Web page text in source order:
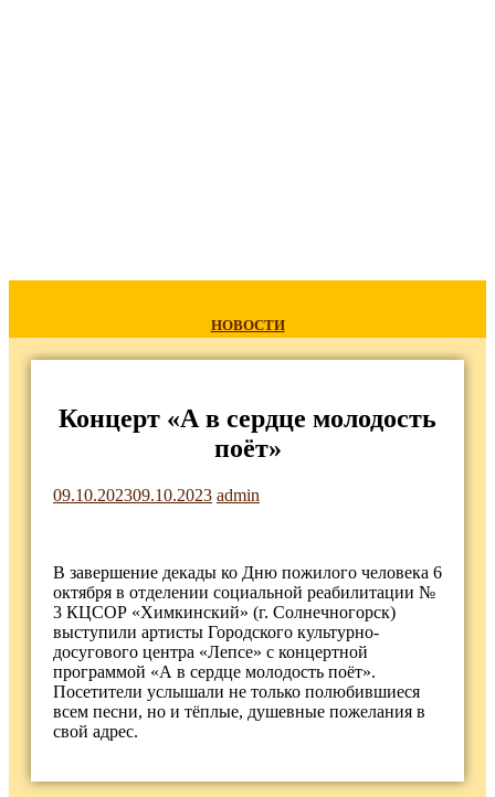
НОВОСТИ
Концерт «А в сердце молодость
поёт»
09.10.202309.10.2023 admin
В завершение декады ко Дню пожилого человека 6
октября в отделении социальной реабилитации №
3 КЦСОР «Химкинский» (г. Солнечногорск)
выступили артисты Городского культурно-
досугового центра «Лепсе» с концертной
программой «А в сердце молодость поёт».
Посетители услышали не только полюбившиеся
всем песни, но и тёплые, душевные пожелания в
свой адрес.